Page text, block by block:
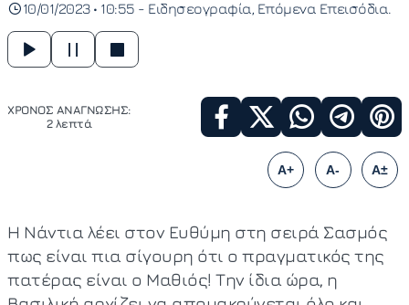
10/01/2023 • 10:55 - Ειδησεογραφία Επόμενα Επεισόδια
ΧΡΟΝΟΣ ΑΝΑΓΝΩΣΗΣ:
2 λεπτά
A+ A- A±
Η Νάντια λέει στον Ευθύμη στη σειρά Σασμός
πως είναι πια σίγουρη ότι ο πραγματικός της
πατέρας είναι ο Μαθιός! Την ίδια ώρα, η